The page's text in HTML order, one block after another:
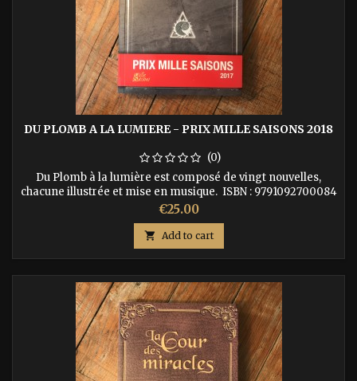
DU PLOMB A LA LUMIERE - PRIX MILLE SAISONS 2018
(0)
Du Plomb à la lumière est composé de vingt nouvelles,
chacune illustrée et mise en musique. ISBN : 9791092700084
Price
€25.00
 Add to cart